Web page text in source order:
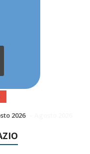
– Agosto 2026
TEMPEL AL PERIELIO